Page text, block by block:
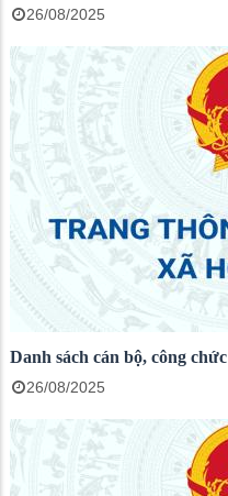
26/08/2025
Danh sách cán bộ, công chức
26/08/2025